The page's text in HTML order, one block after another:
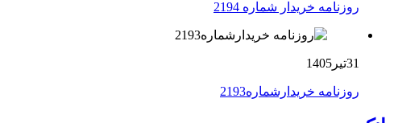
روزنامه خریدار شماره 2194
31تیر1405
روزنامه خریدارشماره2193